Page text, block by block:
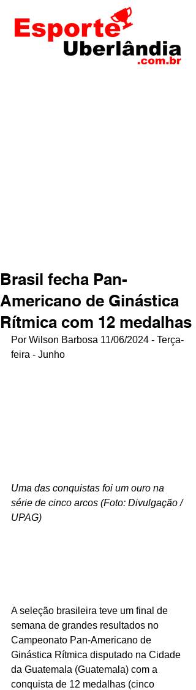
Brasil fecha Pan-
Americano de Ginástica
Rítmica com 12 medalhas
Por Wilson Barbosa 11/06/2024 - Terça-
feira - Junho
Uma das conquistas foi um ouro na
série de cinco arcos (Foto: Divulgação /
UPAG)
A seleção brasileira teve um final de
semana de grandes resultados no
Campeonato Pan-Americano de
Ginástica Rítmica disputado na Cidade
da Guatemala (Guatemala) com a
conquista de 12 medalhas (cinco